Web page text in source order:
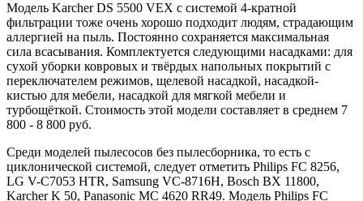
Модель Karcher DS 5500 VEX с системой 4-кратной
фильтрации тоже очень хорошо подходит людям, страдающим
аллергией на пыль. Постоянно сохраняется максимальная
сила всасывания. Комплектуется следующими насадками: для
сухой уборки ковровых и твёрдых напольных покрытий с
переключателем режимов, щелевой насадкой, насадкой-
кистью для мебели, насадкой для мягкой мебели и
турбощёткой. Стоимость этой модели составляет в среднем 7
800 - 8 800 руб.
Среди моделей пылесосов без пылесборника, то есть с
циклонической системой, следует отметить Philips FC 8256,
LG V-C7053 HTR, Samsung VC-8716H, Bosch BX 11800,
Karcher K 50, Panasonic MC 4620 RR49. Модель Philips FC